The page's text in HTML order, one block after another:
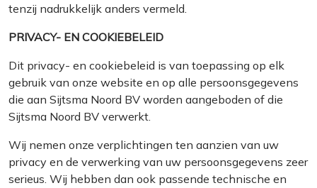
tenzij nadrukkelijk anders vermeld.
PRIVACY- EN COOKIEBELEID
Dit privacy- en cookiebeleid is van toepassing op elk
gebruik van onze website en op alle persoonsgegevens
die aan Sijtsma Noord BV worden aangeboden of die
Sijtsma Noord BV verwerkt.
Wij nemen onze verplichtingen ten aanzien van uw
privacy en de verwerking van uw persoonsgegevens zeer
serieus. Wij hebben dan ook passende technische en